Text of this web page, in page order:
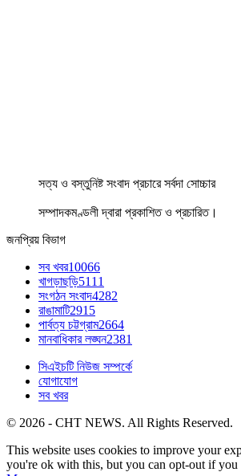
সত্য ও বস্তুনিষ্ট সংবাদ প্রচারে সর্বদা সোচ্চার
সম্পাদকমণ্ডলী দ্বারা প্রকাশিত ও প্রচারিত।
জনপ্রিয় বিভাগ
সব খবর10066
খাগড়াছড়ি5111
সংগঠন সংবাদ4282
রাঙামাটি2915
পার্বত্য চট্টগ্রাম2664
মানবাধিকার লঙ্ঘন2381
সিএইচটি নিউজ সম্পর্কে
যোগাযোগ
সব খবর
© 2026 - CHT NEWS. All Rights Reserved.
This website uses cookies to improve your
you're ok with this, but you can opt-out if you